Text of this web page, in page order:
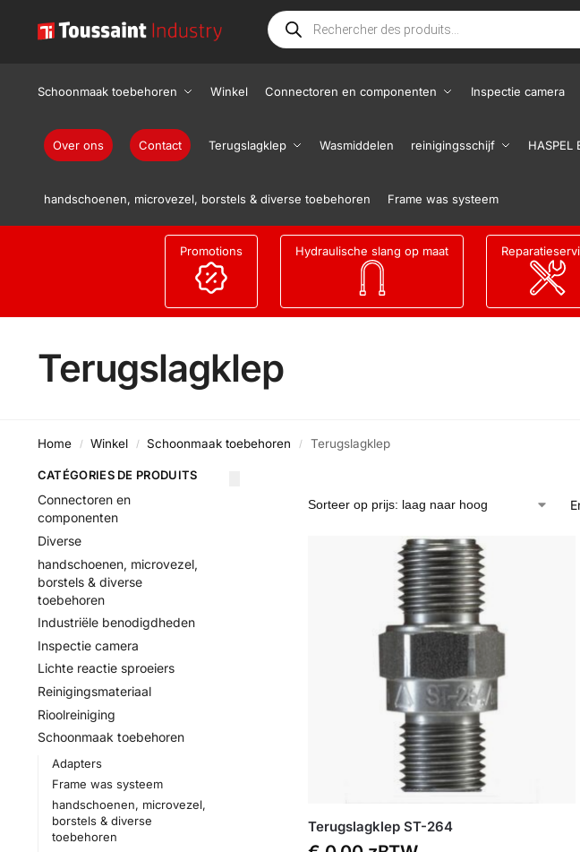
Schoonmaak toebehoren Winkel Connectoren en componenten Inspectie camera
Over ons Contact Terugslagklep Wasmiddelen reinigingsschijf HASPEL
handschoenen, microvezel, borstels & diverse toebehoren Frame was systeem
Promotions Hydraulische slang op maat
Terugslagklep
Home / Winkel / Schoonmaak toebehoren / Terugslagklep
Terugslagklep ST-264
CATÉGORIES DE PRODUITS
Connectoren en
componenten
Diverse
handschoenen, microvezel,
borstels & diverse
toebehoren
Industriële benodigdheden
Inspectie camera
Lichte reactie sproeiers
Reinigingsmateriaal
Rioolreiniging
Schoonmaak toebehoren
Adapters
Frame was systeem
handschoenen, microvezel,
borstels & diverse
toebehoren